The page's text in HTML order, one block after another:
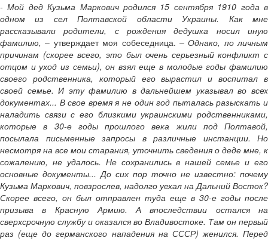
- Мой дед Кузьма Маркович родился 15 сентября 1910 года в
одном из сел Полтавской области Украины. Как мне
рассказывали родители, с рождения дедушка носил иную
фамилию, – утверждает моя собеседница. – Однако, по личным
причинам (скорее всего, это был очень серьезный конфликт с
отцом и уход из семьи), он взял еще в молодые годы фамилию
своего родственника, который его вырастил и воспитал в
своей семье. И эту фамилию в дальнейшем указывал во всех
документах... В свое время я не один год пыталась разыскать и
наладить связи с его близкими украинскими родственниками,
которые в 30-е годы прошлого века жили под Полтавой,
посылала письменные запросы в различные инстанции. Но
несмотря на все мои старания, уточнить сведения о деде мне, к
сожалению, не удалось. Не сохранились в нашей семье и его
основные документы... До сих пор точно не известно: почему
Кузьма Маркович, повзрослев, надолго уехал на Дальний Восток?
Скорее всего, он был отправлен туда еще в 30-е годы после
призыва в Красную Армию. А впоследствии остался на
сверхсрочную службу и оказался во Владивостоке. Там он первый
раз (еще до германского нападения на СССР) женился. Перед